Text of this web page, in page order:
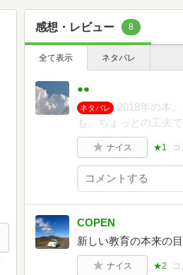
感想・レビュー 8
全て表示 ネタバレ
●●
ネタバレ
2018年の本
も、ちょっとの工夫
ナイス ★1
COPEN
新しい教育の本来の
ナイス ★2